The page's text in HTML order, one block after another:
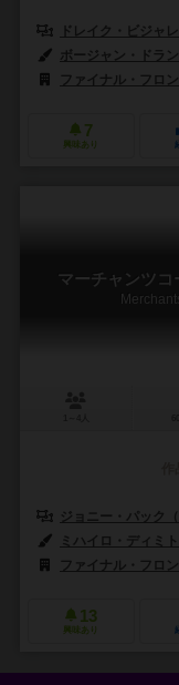
ドレイク・ビジャ
ボージャン・ドラ
ファイナル・フロ
7
興味あり
マーチャンツコ
ジョニー・パック
ミハイロ・ディミ
ファイナル・フロ
13
興味あり